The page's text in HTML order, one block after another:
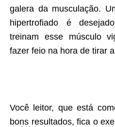
galera da musculação.
hipertrofiado é
treinam esse músculo
fazer feio na hora de tirar
Você leitor, que está
bons resultados, fica o